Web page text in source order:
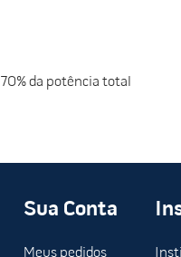
da potência total
Sua Conta
Meus pedidos